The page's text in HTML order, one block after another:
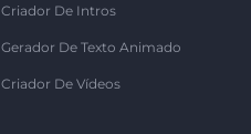
Criador De Intros
Gerador De Texto Animado
Criador De Vídeos